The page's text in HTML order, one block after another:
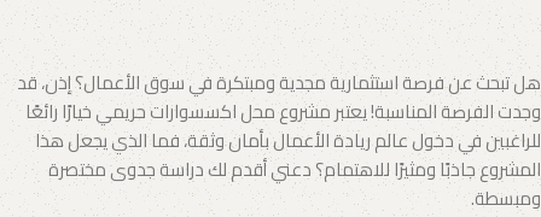
هل تبحث عن فرصة استثمارية مجدية ومبتكرة في سوق الأعمال؟ إذن، قد
وجدت الفرصة المناسبة! يعتبر مشروع محل اكسسوارات حريمي خيارًا رائعًا
للراغبين في دخول عالم ريادة الأعمال بأمان وثقة، فما الذي يجعل هذا
المشروع جاذبًا ومثيرًا للاهتمام؟ دعني أقدم لك دراسة جدوى مختصرة
ومبسطة.